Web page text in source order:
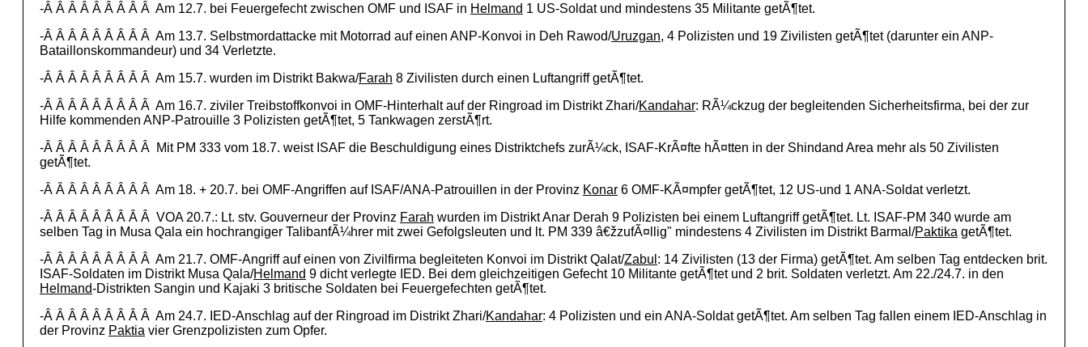
-Â Â Â Â Â Â Â Â Â Am 12.7. bei Feuergefecht zwischen OMF und ISAF in Helmand 1 US-Soldat und mindestens 35 Militante getÃ¶tet.
-Â Â Â Â Â Â Â Â Â Am 13.7. Selbstmordattacke mit Motorrad auf einen ANP-Konvoi in Deh Rawod/Uruzgan, 4 Polizisten und 19 Zivilisten getÃ¶tet (darunter ein ANP-
Bataillonskommandeur) und 34 Verletzte.
-Â Â Â Â Â Â Â Â Â Am 15.7. wurden im Distrikt Bakwa/Farah 8 Zivilisten durch einen Luftangriff getÃ¶tet.
-Â Â Â Â Â Â Â Â Â Am 16.7. ziviler Treibstoffkonvoi in OMF-Hinterhalt auf der Ringroad im Distrikt Zhari/Kandahar: RÃ¼ckzug der begleitenden Sicherheitsfirma, bei der zur
Hilfe kommenden ANP-Patrouille 3 Polizisten getÃ¶tet, 5 Tankwagen zerstÃ¶rt.
-Â Â Â Â Â Â Â Â Â Mit PM 333 vom 18.7. weist ISAF die Beschuldigung eines Distriktchefs zurÃ¼ck, ISAF-KrÃ¤fte hÃ¤tten in der Shindand Area mehr als 50 Zivilisten
getÃ¶tet.
-Â Â Â Â Â Â Â Â Â Am 18. + 20.7. bei OMF-Angriffen auf ISAF/ANA-Patrouillen in der Provinz Konar 6 OMF-KÃ¤mpfer getÃ¶tet, 12 US-und 1 ANA-Soldat verletzt.
-Â Â Â Â Â Â Â Â Â VOA 20.7.: Lt. stv. Gouverneur der Provinz Farah wurden im Distrikt Anar Derah 9 Polizisten bei einem Luftangriff getÃ¶tet. Lt. ISAF-PM 340 wurde am
selben Tag in Musa Qala ein hochrangiger TalibanfÃ¼hrer mit zwei Gefolgsleuten und lt. PM 339 â€žzufÃ¤llig" mindestens 4 Zivilisten im Distrikt Barmal/Paktika getÃ¶tet.
-Â Â Â Â Â Â Â Â Â Am 21.7. OMF-Angriff auf einen von Zivilfirma begleiteten Konvoi im Distrikt Qalat/Zabul : 14 Zivilisten (13 der Firma) getÃ¶tet. Am selben Tag entdecken brit.
ISAF-Soldaten im Distrikt Musa Qala/Helmand 9 dicht verlegte IED. Bei dem gleichzeitigen Gefecht 10 Militante getÃ¶tet und 2 brit. Soldaten verletzt. Am 22./24.7. in den
Helmand-Distrikten Sangin und Kajaki 3 britische Soldaten bei Feuergefechten getÃ¶tet.
-Â Â Â Â Â Â Â Â Â Am 24.7. IED-Anschlag auf der Ringroad im Distrikt Zhari/Kandahar: 4 Polizisten und ein ANA-Soldat getÃ¶tet. Am selben Tag fallen einem IED-Anschlag in
der Provinz Paktia vier Grenzpolizisten zum Opfer.